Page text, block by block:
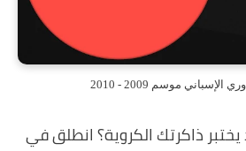
الإسباني موسم 2009 - 2010
ذاكرتك الكروية؟ انطلق في